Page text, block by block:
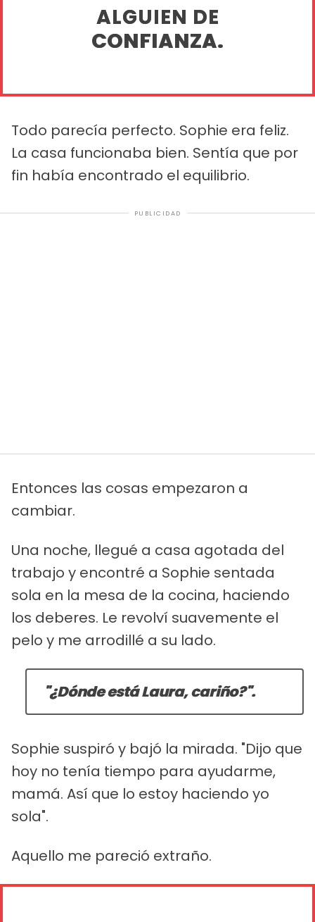
ALGUIEN DE
CONFIANZA.
Todo parecía perfecto. Sophie era feliz.
La casa funcionaba bien. Sentía que por
fin había encontrado el equilibrio.
PUBLICIDAD
Entonces las cosas empezaron a
cambiar.
Una noche, llegué a casa agotada del
trabajo y encontré a Sophie sentada
sola en la mesa de la cocina, haciendo
los deberes. Le revolví suavemente el
pelo y me arrodillé a su lado.
"¿Dónde está Laura, cariño?".
Sophie suspiró y bajó la mirada. "Dijo que
hoy no tenía tiempo para ayudarme,
mamá. Así que lo estoy haciendo yo
sola".
Aquello me pareció extraño.